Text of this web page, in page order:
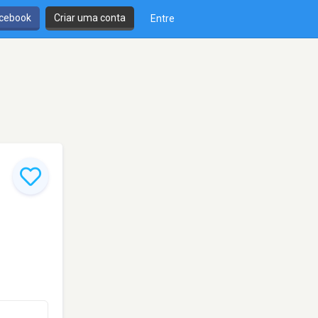
Criar uma conta Entre